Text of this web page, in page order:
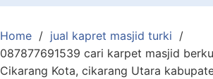
Home
jual kapret masjid turki
087877691539 cari karpet masjid
Cikarang Kota, cikarang Utara